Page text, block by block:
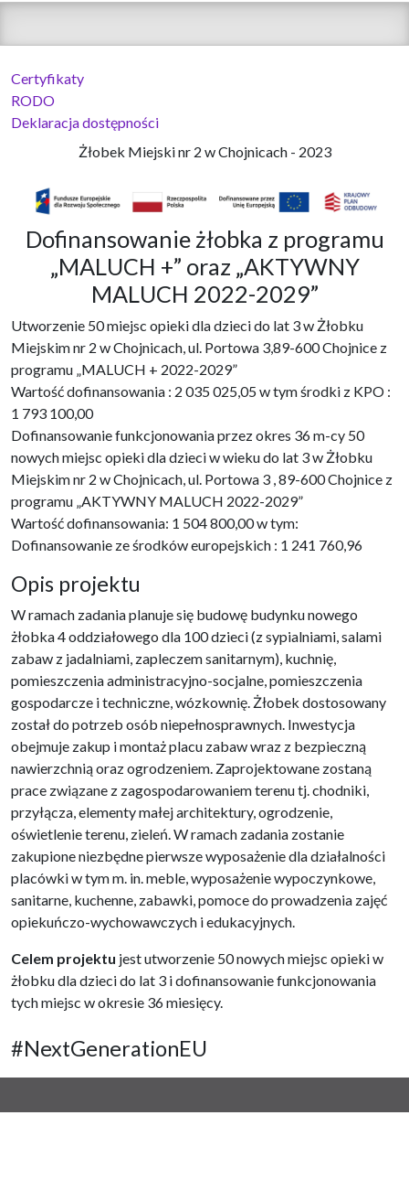
Certyfikaty
RODO
Deklaracja dostępności
Żłobek Miejski nr 2 w Chojnicach - 2023
Dofinansowanie żłobka z programu
„MALUCH +” oraz „AKTYWNY
MALUCH 2022-2029”
Utworzenie 50 miejsc opieki dla dzieci do lat 3 w Żłobku
Miejskim nr 2 w Chojnicach, ul. Portowa 3,89-600 Chojnice z
programu „MALUCH + 2022-2029”
Wartość dofinansowania : 2 035 025,05 w tym środki z KPO :
1 793 100,00
Dofinansowanie funkcjonowania przez okres 36 m-cy 50
nowych miejsc opieki dla dzieci w wieku do lat 3 w Żłobku
Miejskim nr 2 w Chojnicach, ul. Portowa 3 , 89-600 Chojnice z
programu „AKTYWNY MALUCH 2022-2029”
Wartość dofinansowania: 1 504 800,00 w tym:
Dofinansowanie ze środków europejskich : 1 241 760,96
Opis projektu
W ramach zadania planuje się budowę budynku nowego
żłobka 4 oddziałowego dla 100 dzieci (z sypialniami, salami
zabaw z jadalniami, zapleczem sanitarnym), kuchnię,
pomieszczenia administracyjno-socjalne, pomieszczenia
gospodarcze i techniczne, wózkownię. Żłobek dostosowany
został do potrzeb osób niepełnosprawnych. Inwestycja
obejmuje zakup i montaż placu zabaw wraz z bezpieczną
nawierzchnią oraz ogrodzeniem. Zaprojektowane zostaną
prace związane z zagospodarowaniem terenu tj. chodniki,
przyłącza, elementy małej architektury, ogrodzenie,
oświetlenie terenu, zieleń. W ramach zadania zostanie
zakupione niezbędne pierwsze wyposażenie dla działalności
placówki w tym m. in. meble, wyposażenie wypoczynkowe,
sanitarne, kuchenne, zabawki, pomoce do prowadzenia zajęć
opiekuńczo-wychowawczych i edukacyjnych.
Celem projektu jest utworzenie 50 nowych miejsc opieki w
żłobku dla dzieci do lat 3 i dofinansowanie funkcjonowania
tych miejsc w okresie 36 miesięcy.
#NextGenerationEU